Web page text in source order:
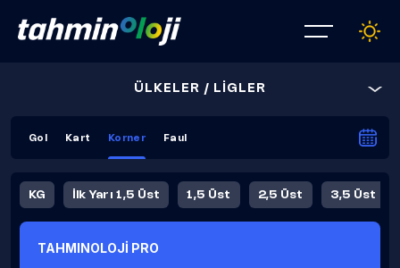
ÜLKELER / LİGLER
Gol Kart Korner Faul
KG İlk Yarı 1,5 Üst 1,5 Üst 2,5 Üst 3,5 Üst
TAHMINOLOJİ PRO